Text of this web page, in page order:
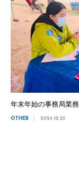
年末年始の事務局業
OTHER 2024.12.25